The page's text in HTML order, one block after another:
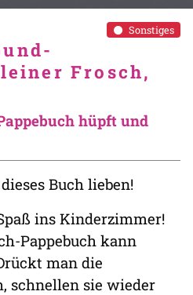
Sonstiges
Frosch,
hüpft und
Buch lieben!
ins Kinderzimmer!
Pappebuch kann
man die
schnellen sie wieder